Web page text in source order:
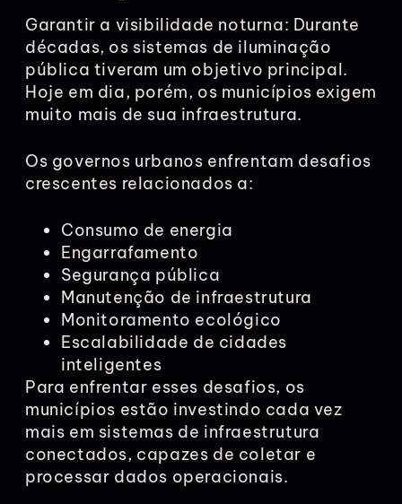
Garantir a visibilidade noturna: Durante
décadas, os sistemas de iluminação
pública tiveram um objetivo principal.
Hoje em dia, porém, os municípios exigem
muito mais de sua infraestrutura.
Os governos urbanos enfrentam desafios
crescentes relacionados a:
Consumo de energia
Engarrafamento
Segurança pública
Manutenção de infraestrutura
Monitoramento ecológico
Escalabilidade de cidades
inteligentes
Para enfrentar esses desafios, os
municípios estão investindo cada vez
mais em sistemas de infraestrutura
conectados, capazes de coletar e
processar dados operacionais.